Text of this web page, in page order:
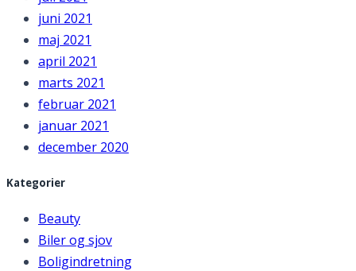
juni 2021
maj 2021
april 2021
marts 2021
februar 2021
januar 2021
december 2020
Kategorier
Beauty
Biler og sjov
Boligindretning